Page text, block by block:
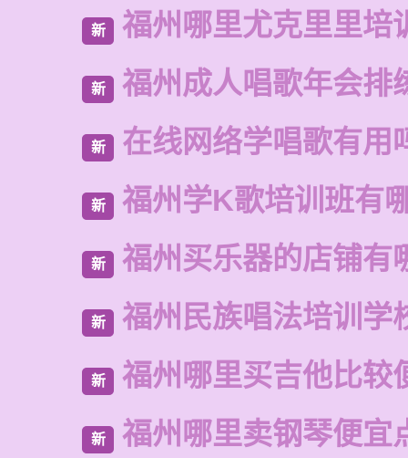
新 福州哪里尤克里里培
新 福州成人唱歌年会排
新 在线网络学唱歌有用
新 福州学K歌培训班有
新 福州买乐器的店铺有
新 福州民族唱法培训学
新 福州哪里买吉他比较
新 福州哪里卖钢琴便宜